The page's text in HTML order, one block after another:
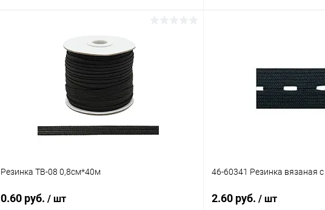
Купить в 1 клик Сравнение
Под заказ
Купить в 1 клик
В избранное
Резинка ТВ-08 0,8см*40м
0.60 руб. / шт
46-60341 Резинка вязаная
2.60 руб. / шт